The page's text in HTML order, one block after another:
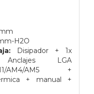
H2O
Disipador + 1x
LGA
2011/AM4/AM5 +
+ manual +